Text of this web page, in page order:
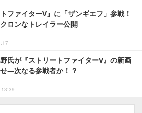
トファイターV』に「ザンギエフ」参戦！
ロンなトレイラー公開
氏が『ストリートファイターV』の新画
―次なる参戦者か！？